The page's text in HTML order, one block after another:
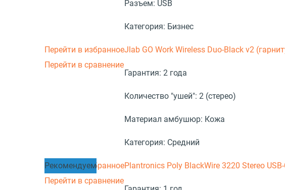
Разъем: USB
Категория: Бизнес
Перейти в избранное
Перейти в сравнение
Jlab GO Work Wireless Duo-Black v2
Гарантия: 2 года
Количество "ушей": 2 (стерео)
Материал амбушюр: Кожа
Категория: Средний
Перейти в избранное
Перейти в сравнение
Рекомендуем Plantronics Poly BlackWire 3220 Stereo